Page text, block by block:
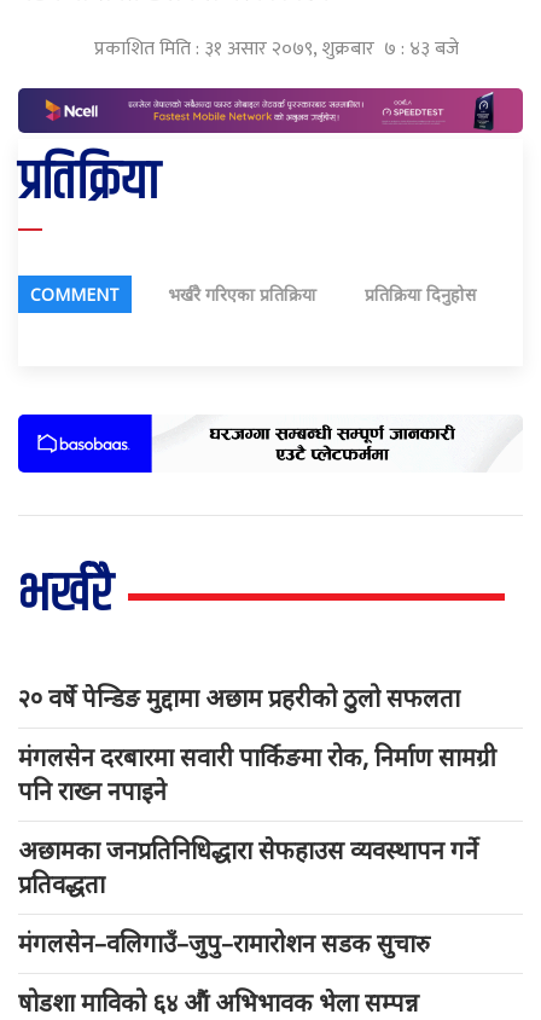
प्रकाशित मिति : ३१ असार २०७९, शुक्रबार ७ : ४३ बजे
प्रतिक्रिया
COMMENT भर्खरै गरिएका प्रतिक्रिया प्रतिक्रिया दिनुहोस
भर्खरै
२० वर्षे पेन्डिङ मुद्दामा अछाम प्रहरीको ठुलो सफलता
मंगलसेन दरबारमा सवारी पार्किङमा रोक, निर्माण सामग्री
पनि राख्न नपाइने
अछामका जनप्रतिनिधिद्धारा सेफहाउस व्यवस्थापन गर्ने
प्रतिवद्धता
मंगलसेन–वलिगाउँ–जुपु–रामारोशन सडक सुचारु
षोडशा माविको ६४ औं अभिभावक भेला सम्पन्न